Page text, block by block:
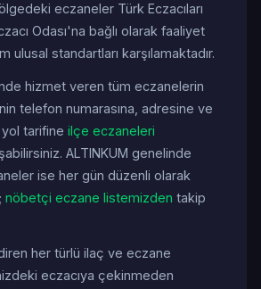
eczaneler Türk Eczacıları
Odası'na bağlı olarak faaliyet
ulusal standartları karşılamaktadır.
hizmet veren tüm eczanelerin
telefon numarasına, adresine ve
tarifine ilçe eczaneleri
ALTINKUM genelinde
ise her gün düzenli olarak
nöbetçi eczane listemizden takip
her türlü ilaç ve eczane
eczacıya çekinmeden